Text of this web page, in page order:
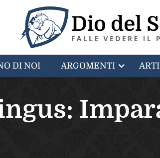
DI NOI ARGOMENTI